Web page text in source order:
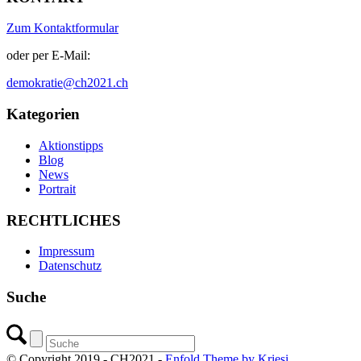
Zum Kontaktformular
oder per E-Mail:
demokratie@ch2021.ch
Kategorien
Aktionstipps
Blog
News
Portrait
RECHTLICHES
Impressum
Datenschutz
Suche